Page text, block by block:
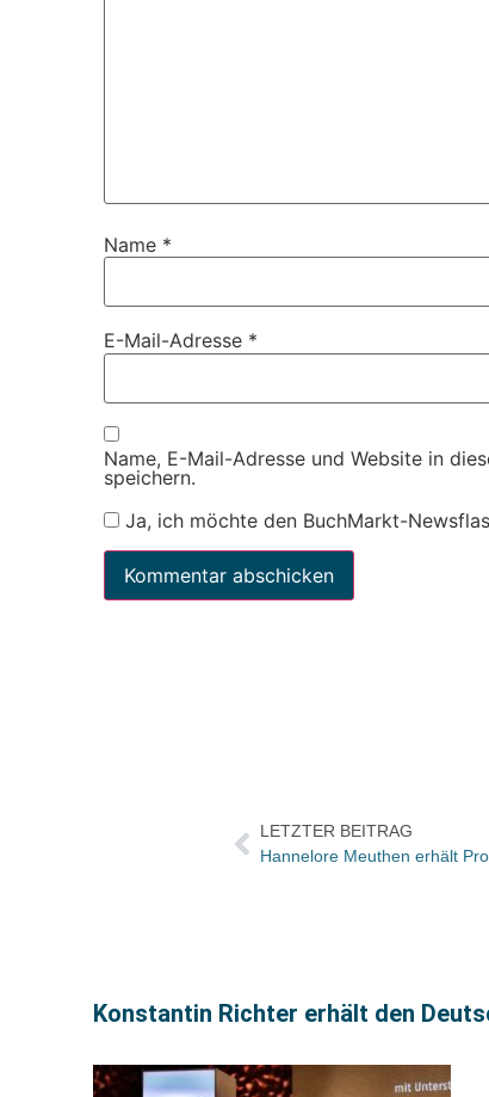
Name *
E-Mail-Adresse *
Name, E-Mail-Adresse und Website in
speichern.
Ja, ich möchte den BuchMarkt-
LETZTER BEITRAG
Hannelore Meuthen erhält
Konstantin Richter erhält den